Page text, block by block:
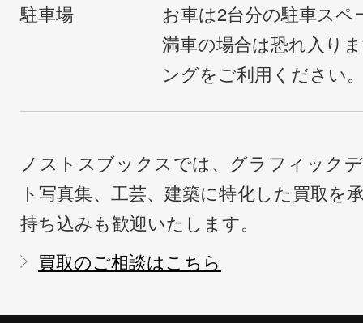
駐車場
お車は2台分の駐車ス
満車の場合は恐れ入り
ングをご利用ください
ノストスブックスでは、グラフィック
ト写真集、工芸、建築に特化した買取を
持ち込みも歓迎いたします。
買取のご相談はこちら